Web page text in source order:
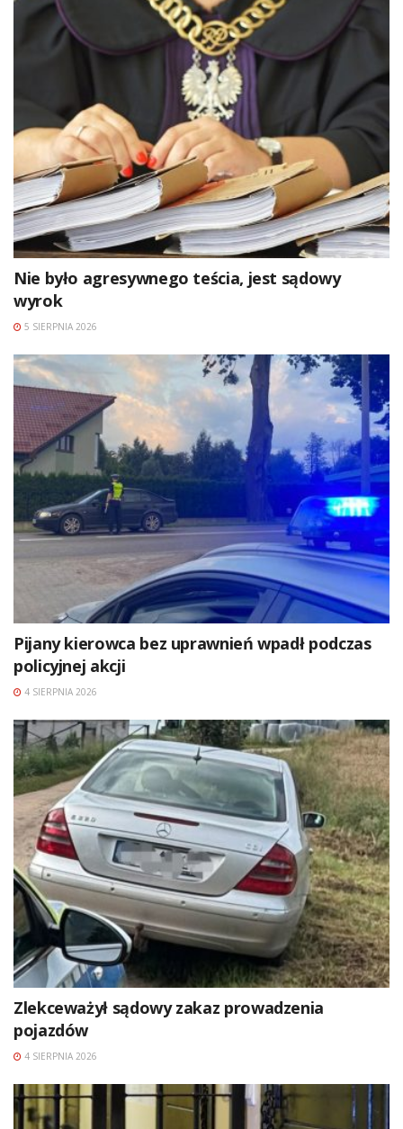
Nie było agresywnego teścia, jest sądowy
wyrok
5 SIERPNIA 2026
Pijany kierowca bez uprawnień wpadł podczas
policyjnej akcji
4 SIERPNIA 2026
Zlekceważył sądowy zakaz prowadzenia
pojazdów
4 SIERPNIA 2026